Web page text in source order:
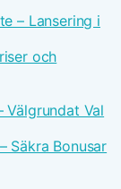
– Lansering i
och
Välgrundat Val
Säkra Bonusar